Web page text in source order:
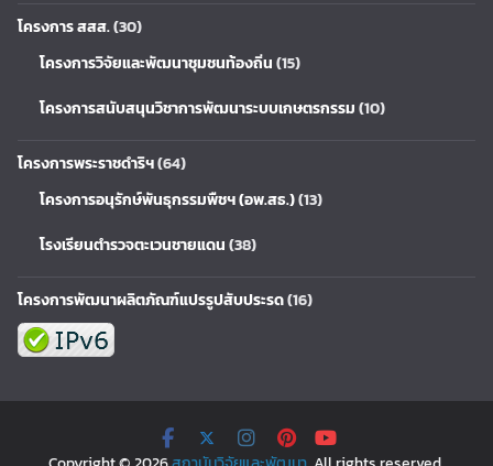
โครงการ สสส.(30)
โครงการวิจัยและพัฒนาชุมชนท้องถิ่น(15)
โครงการสนับสนุนวิชาการพัฒนาระบบเกษตรกรรม(10)
โครงการพระราชดำริฯ(64)
โครงการอนุรักษ์พันธุกรรมพืชฯ (อพ.สธ.)(13)
โรงเรียนตำรวจตะเวนชายแดน(38)
โครงการพัฒนาผลิตภัณฑ์แปรรูปสับประรด(16)